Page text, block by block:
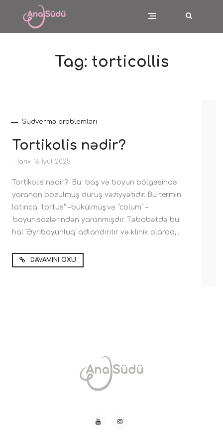
Tag: torticollis
Südvermə problemləri
Tortikolis nədir?
- Tarix: 16 İyul 2025
Tortikolis nədir? Bu baş və boyun bölgəsində
yaranan pozulmuş duruş vəziyyətidir. Bu termin
latınca “tortus” – bükülmüş və “colum” –
boyun sözlərindən yaranmışdır. Təbabətdə bu
hal “Əyriboyunluq” adlandırılır və klinik olaraq,..
DAVAMINI OXU